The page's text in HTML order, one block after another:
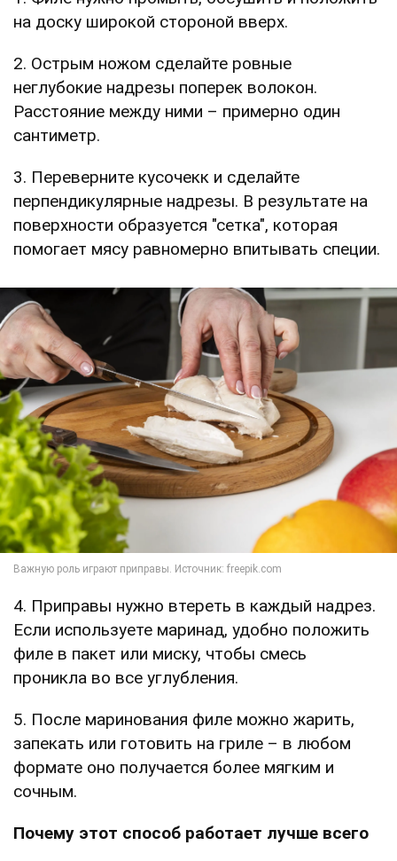
на доску широкой стороной вверх.
2. Острым ножом сделайте ровные
неглубокие надрезы поперек волокон.
Расстояние между ними – примерно один
сантиметр.
3. Переверните кусочекк и сделайте
перпендикулярные надрезы. В результате на
поверхности образуется "сетка", которая
помогает мясу равномерно впитывать специи.
4. Приправы нужно втереть в каждый надрез.
Если используете маринад, удобно положить
филе в пакет или миску, чтобы смесь
проникла во все углубления.
5. После маринования филе можно жарить,
запекать или готовить на гриле – в любом
формате оно получается более мягким и
сочным.
Почему этот способ работает лучше всего